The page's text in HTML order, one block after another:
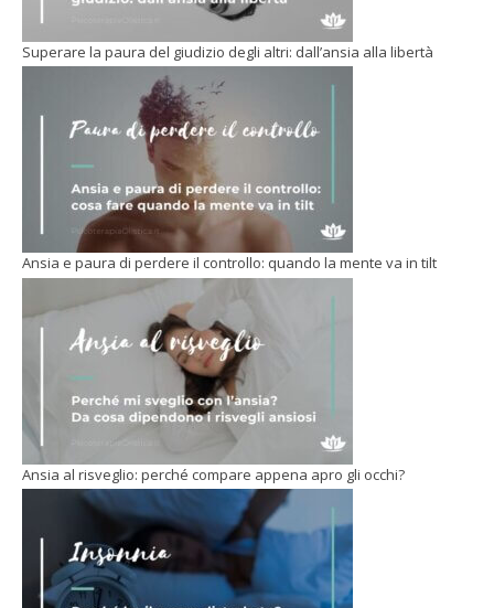
Superare la paura del giudizio degli altri: dall’ansia alla libertà
Ansia e paura di perdere il controllo: quando la mente va in tilt
Ansia al risveglio: perché compare appena apro gli occhi?